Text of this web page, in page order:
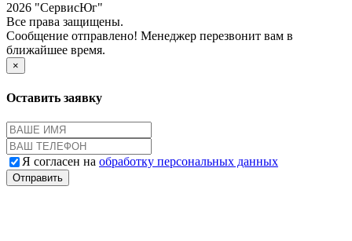
2026 "СервисЮг"
Все права защищены.
Сообщение отправлено! Менеджер перезвонит вам в
ближайшее время.
×
Оставить заявку
Я согласен на обработку персональных данных